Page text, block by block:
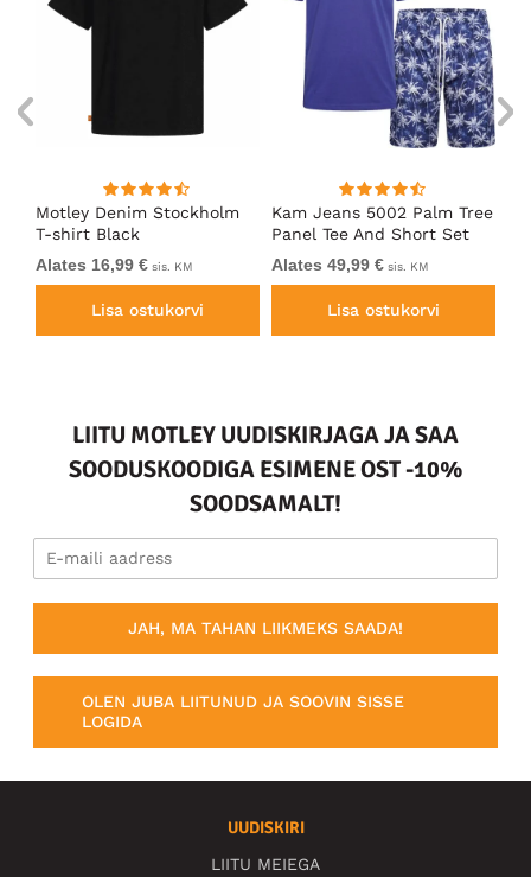
Motley Denim Stockholm
T-shirt Black
Alates 16,99 € sis. KM
Lisa ostukorvi
Kam Jeans 5002 Palm Tree
Panel Tee And Short Set
Electric Blue
Alates 49,99 € sis. KM
Lisa ostukorvi
LIITU MOTLEY UUDISKIRJAGA JA SAA
SOODUSKOODIGA ESIMENE OST -10%
SOODSAMALT!
JAH, MA TAHAN LIIKMEKS SAADA!
OLEN JUBA LIITUNUD JA SOOVIN SISSE
LOGIDA
UUDISKIRI
LIITU MEIEGA